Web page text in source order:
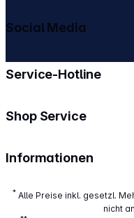
Service-Hotline
Shop Service
Informationen
Social Media
* Alle Preise inkl. gesetzl.
nicht